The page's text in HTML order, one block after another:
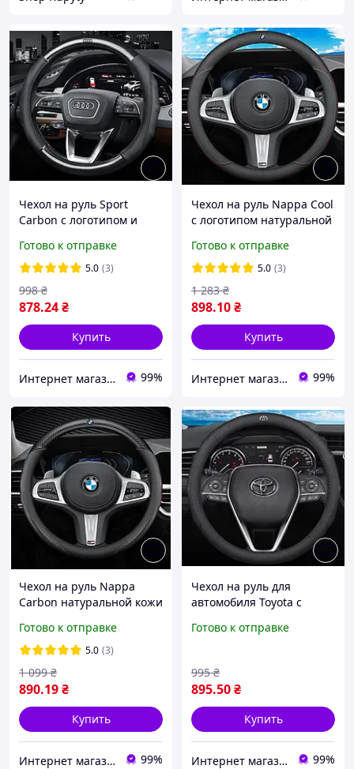
Чехол на руль Sport
Carbon с логотипом и
автомобиля
Готово к отправке
5.0 (3)
878.24₴
998 ₴
Купить
Интернет магазин GoFashion 99%
Чехол на руль Nappa Cool
с логотипом натуральной
Готово к отправке
5.0 (3)
898.10₴
1 283 ₴
Купить
Интернет магазин GoFashion 99%
Чехол на руль Nappa
Сarbon натуральной кожи
Готово к отправке
5.0 (3)
890.19₴
1 099 ₴
Купить
Интернет магазин GoFashion 99%
Чехол на руль для
автомобиля Toyota с
Готово к отправке
895.50₴
995 ₴
Купить
Интернет магазин GoFashion 99%